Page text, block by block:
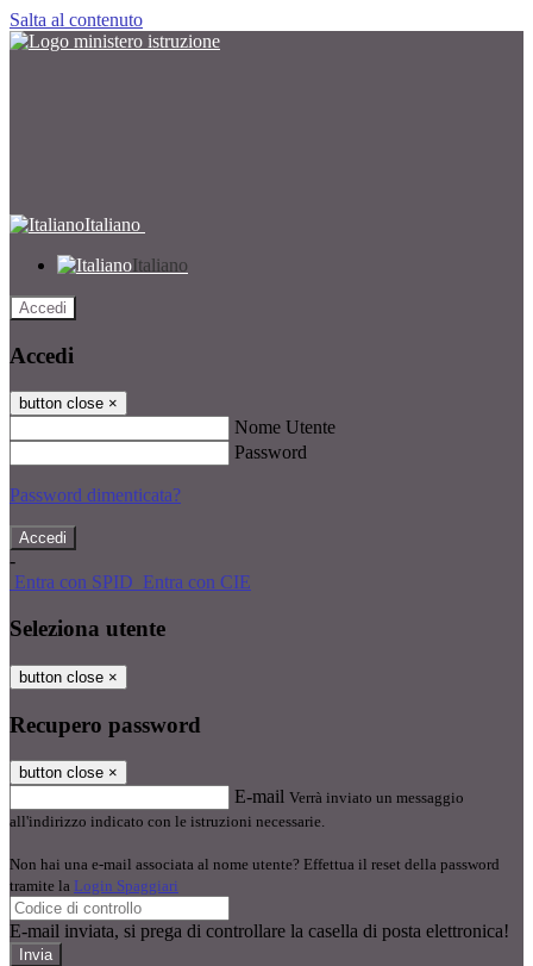
Salta al contenuto
Italiano
Italiano
Accedi
Accedi
button close ×
Nome Utente
Password
Password dimenticata?
-
Entra con SPID Entra con CIE
Seleziona utente
button close ×
Recupero password
button close ×
E-mail Verrà inviato un messaggio
all'indirizzo indicato con le istruzioni necessarie.
Non hai una e-mail associata al nome utente? Effettua il reset della password
tramite la Login Spaggiari
E-mail inviata, si prega di controllare la casella di posta elettronica!